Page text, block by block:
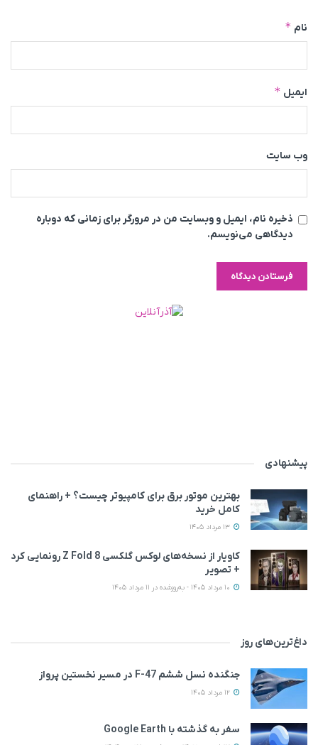
نام *
ایمیل *
وب‌ سایت
ذخیره نام، ایمیل و وبسایت من در مرورگر برای زمانی که دوباره
دیدگاهی می‌نویسم.
پیشنهادی
بهترین موتور برق برای کامپیوتر چیست؟ + راهنمای
کامل خرید
کاویار از نسخه‌های لوکس گلکسی Z Fold 8 رونمایی کرد
+ تصویر
داغ‌ترین‌های روز
جنگنده نسل ششم F-47 در مسیر نخستین پرواز
سفر به گذشته با Google Earth